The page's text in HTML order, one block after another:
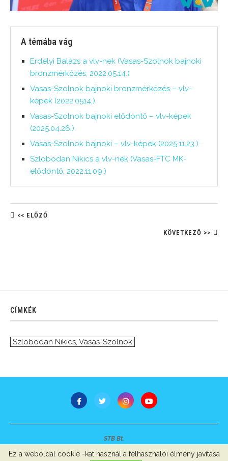
A témába vág
Erdélyi Balázs a vlv-nek (Vasas-Szolnok bajnoki
bronzmérkőzés, 2022.05.14.)
Vasas-Szolnok bajnoki bronzmérkőzés – vlv-
képek (2022.0514.)
Vasas-Szolnok bajnoki elődöntő – vlv-képek
(2025.04.26.)
Vasas-Szolnok bajnoki – vlv-képek (2025.11.23.)
Szlobodan Nikics a vlv-nek (Vasas-FTC MK-
elődöntő, 2022.11.09.)
<< ELŐZŐ
KÖVETKEZŐ >>
CÍMKÉK
Szlobodan Nikics, Vasas-Szolnok
STB Bt.
Ez a weboldal cookie -kat használ a felhasználói élmény javítása